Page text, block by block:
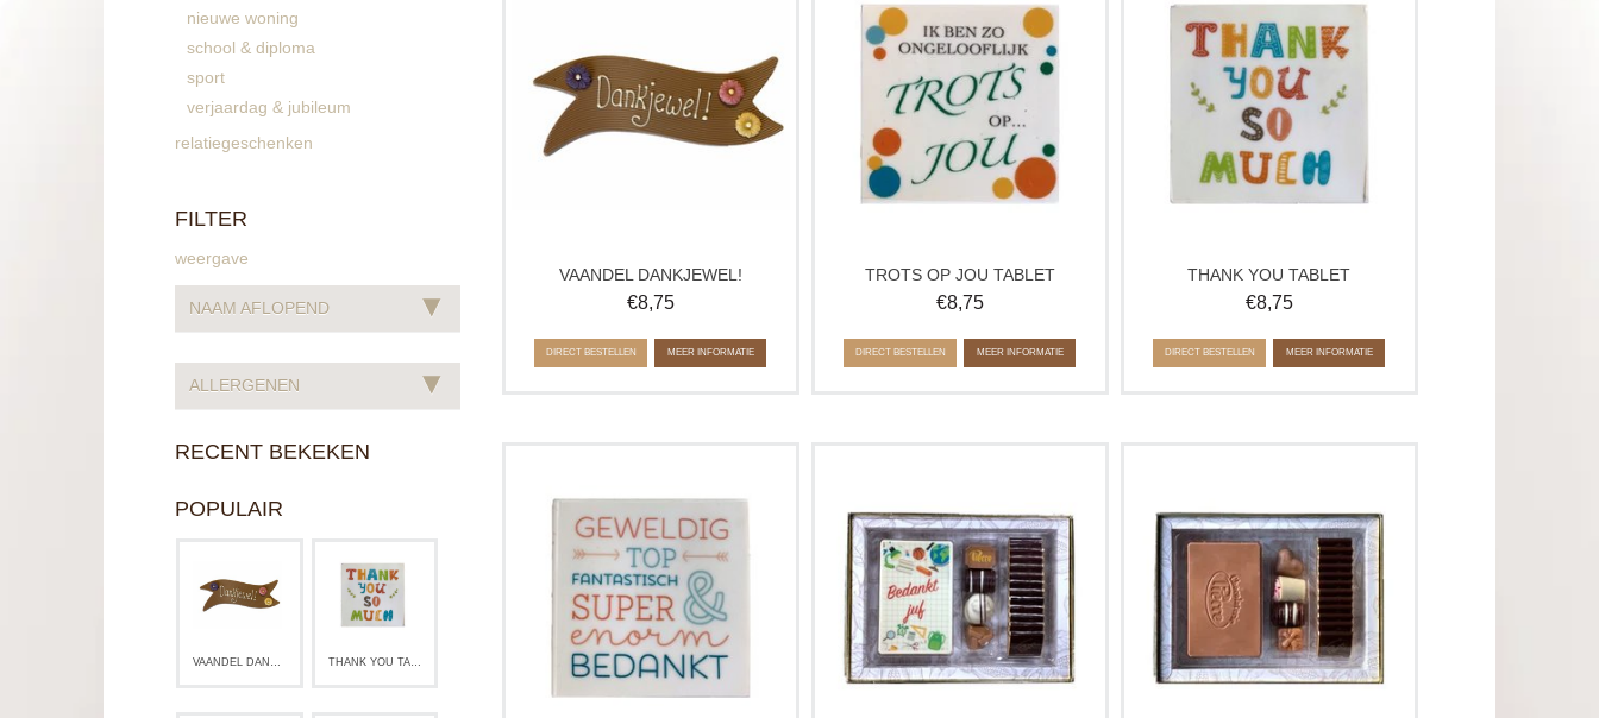
nieuwe woning
school & diploma
sport
verjaardag & jubileum
relatiegeschenken
FILTER
weergave
NAAM AFLOPEND ▾
ALLERGENEN ▾
RECENT BEKEKEN
POPULAIR
VAANDEL DANKJEWEL! THANK YOU TABLET
verkrijgbaar in melk, wit en pure
chocolade.
VAANDEL DANKJEWEL!
€8,75
DIRECT BESTELLEN MEER INFORMATIE
Geslaagd, felicitatie of gewoon zomaar.
Verkrijgbaar in wit, melk en puur. Op
elke smaakvariant is een laagje witte
chocolade aangebracht.
TROTS OP JOU TABLET
€8,75
DIRECT BESTELLEN MEER INFORMATIE
cadeau!
Verkrijgbaar in wit, melk en puur. Op
elke smaakvariant is een laagje witte
chocolade aangebracht.
THANK YOU TABLET
€8,75
DIRECT BESTELLEN MEER INFORMATIE
chocolade plak.
Verkrijgbaar in wit, melk en puur. Op
elke smaakvariant is een laagje witte
chocolade aangebracht.
bonbons in luxe verpakking.
Geleverde bonbons kunnen afwijken
van de afbeelding.
bonbons in luxe verpakking.
Geleverde bonbons kunnen afwijken
van de afbeelding.